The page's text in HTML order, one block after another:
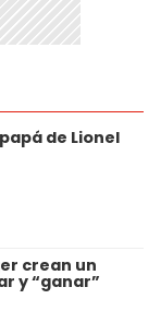
de Lionel
crean un
y “ganar”